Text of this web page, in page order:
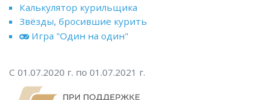
Калькулятор курильщика
Звёзды, бросившие курить
Игра "Один на один"
С 01.07.2020 г. по 01.07.2021 г.